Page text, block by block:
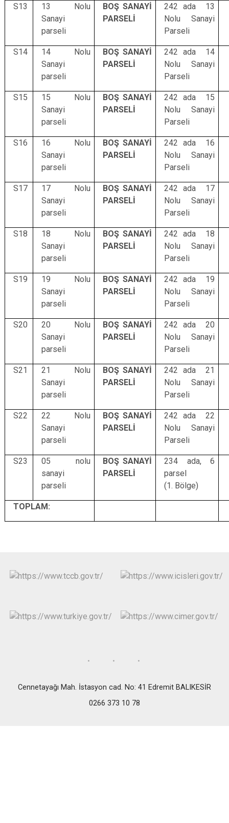
S13
13 Nolu
Sanayi
parseli
BOŞ SANAYİ
PARSELİ
242 ada 13
Nolu Sanayi
Parseli
S14
14 Nolu
Sanayi
parseli
BOŞ SANAYİ
PARSELİ
242 ada 14
Nolu Sanayi
Parseli
S15
15 Nolu
Sanayi
parseli
BOŞ SANAYİ
PARSELİ
242 ada 15
Nolu Sanayi
Parseli
S16
16 Nolu
Sanayi
parseli
BOŞ SANAYİ
PARSELİ
242 ada 16
Nolu Sanayi
Parseli
S17
17 Nolu
Sanayi
parseli
BOŞ SANAYİ
PARSELİ
242 ada 17
Nolu Sanayi
Parseli
S18
18 Nolu
Sanayi
parseli
BOŞ SANAYİ
PARSELİ
242 ada 18
Nolu Sanayi
Parseli
S19
19 Nolu
Sanayi
parseli
BOŞ SANAYİ
PARSELİ
242 ada 19
Nolu Sanayi
Parseli
S20
20 Nolu
Sanayi
parseli
BOŞ SANAYİ
PARSELİ
242 ada 20
Nolu Sanayi
Parseli
S21
21 Nolu
Sanayi
parseli
BOŞ SANAYİ
PARSELİ
242 ada 21
Nolu Sanayi
Parseli
S22
22 Nolu
Sanayi
parseli
BOŞ SANAYİ
PARSELİ
242 ada 22
Nolu Sanayi
Parseli
S23
05 nolu
sanayi
parseli
BOŞ SANAYİ
PARSELİ
234 ada, 6
parsel
(1. Bölge)
TOPLAM:
Cennetayağı Mah. İstasyon cad. No: 41 Edremit BALIKESİR
0266 373 10 78